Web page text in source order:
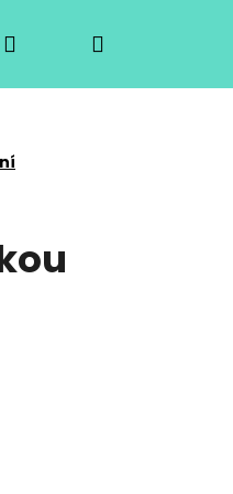
O vykrajovátkách
Přihlášení